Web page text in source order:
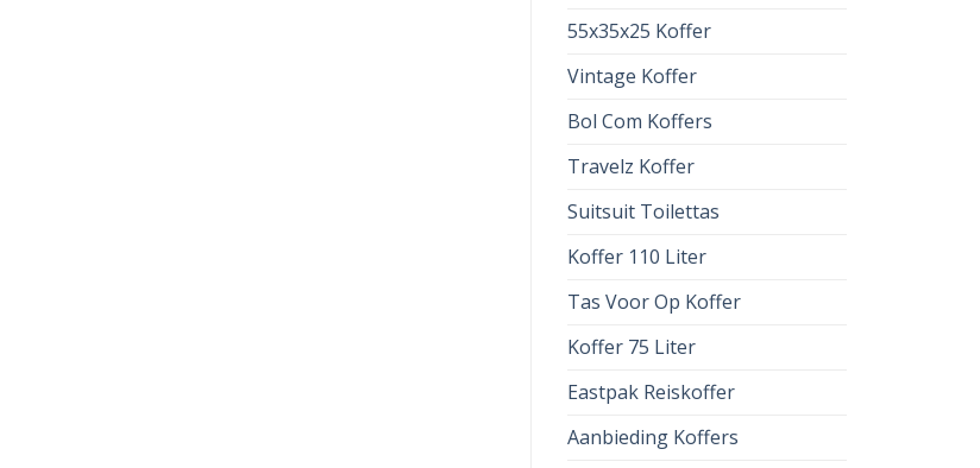
55x35x25 Koffer
Vintage Koffer
Bol Com Koffers
Travelz Koffer
Suitsuit Toilettas
Koffer 110 Liter
Tas Voor Op Koffer
Koffer 75 Liter
Eastpak Reiskoffer
Aanbieding Koffers